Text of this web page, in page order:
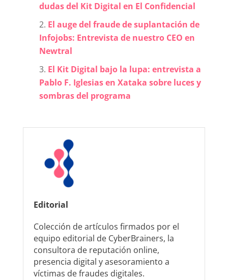
dudas del Kit Digital en El Confidencial
El auge del fraude de suplantación de
Infojobs: Entrevista de nuestro CEO en
Newtral
El Kit Digital bajo la lupa: entrevista a
Pablo F. Iglesias en Xataka sobre luces y
sombras del programa
Editorial
Colección de artículos firmados por el
equipo editorial de CyberBrainers, la
consultora de reputación online,
presencia digital y asesoramiento a
víctimas de fraudes digitales.